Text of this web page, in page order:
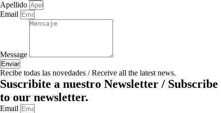
Apellido
Email
Message
Enviar
Recibe todas las novedades / Receive all the latest news.
Suscribite a nuestro Newsletter / Subscribe
to our newsletter.
Email